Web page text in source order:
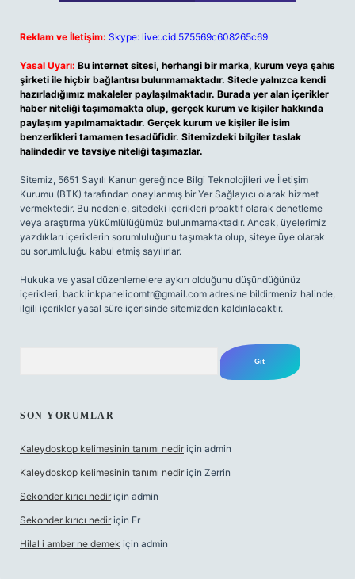
Reklam ve İletişim: Skype: live:.cid.575569c608265c69
Yasal Uyarı: Bu internet sitesi, herhangi bir marka, kurum veya şahıs
şirketi ile hiçbir bağlantısı bulunmamaktadır. Sitede yalnızca kendi
hazırladığımız makaleler paylaşılmaktadır. Burada yer alan içerikler
haber niteliği taşımamakta olup, gerçek kurum ve kişiler hakkında
paylaşım yapılmamaktadır. Gerçek kurum ve kişiler ile isim
benzerlikleri tamamen tesadüfidir. Sitemizdeki bilgiler taslak
halindedir ve tavsiye niteliği taşımazlar.
Sitemiz, 5651 Sayılı Kanun gereğince Bilgi Teknolojileri ve İletişim
Kurumu (BTK) tarafından onaylanmış bir Yer Sağlayıcı olarak hizmet
vermektedir. Bu nedenle, sitedeki içerikleri proaktif olarak denetleme
veya araştırma yükümlülüğümüz bulunmamaktadır. Ancak, üyelerimiz
yazdıkları içeriklerin sorumluluğunu taşımakta olup, siteye üye olarak
bu sorumluluğu kabul etmiş sayılırlar.
Hukuka ve yasal düzenlemelere aykırı olduğunu düşündüğünüz
içerikleri, backlinkpanelicomtr@gmail.com adresine bildirmeniz halinde,
ilgili içerikler yasal süre içerisinde sitemizden kaldırılacaktır.
SON YORUMLAR
Kaleydoskop kelimesinin tanımı nedir için admin
Kaleydoskop kelimesinin tanımı nedir için Zerrin
Sekonder kırıcı nedir için admin
Sekonder kırıcı nedir için Er
Hilal i amber ne demek için admin